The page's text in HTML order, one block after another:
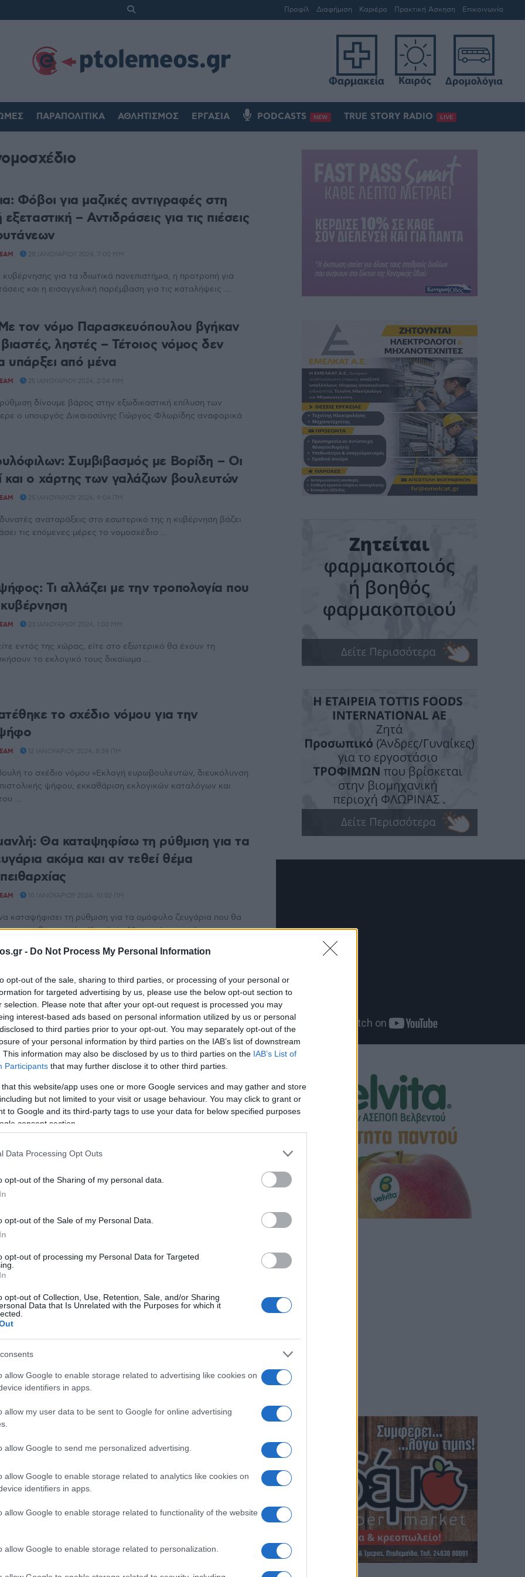
- Do Not Process My Personal Information
opt-out of the sale, sharing to third parties, or processing of your personal or
for targeted advertising by us, please use the below opt-out section to
selection. Please note that after your opt-out request is processed you may
interest-based ads based on personal information utilized by us or personal
to third parties prior to your opt-out. You may separately opt-out of the
of your personal information by third parties on the IAB’s list of downstream
This information may also be disclosed by us to third parties on the IAB’s List of
Participants that may further disclose it to other third parties.
that this website/app uses one or more Google services and may gather and store
but not limited to your visit or usage behaviour. You may click to grant or
to Google and its third-party tags to use your data for below specified purposes
consent section.
Data Processing Opt Outs
opt-out of the Sharing of my personal data.
opt-out of the Sale of my Personal Data.
opt-out of processing my Personal Data for Targeted
opt-out of Collection, Use, Retention, Sale, and/or Sharing
Data that Is Unrelated with the Purposes for which it
allow Google to enable storage related to advertising like cookies on
identifiers in apps.
allow my user data to be sent to Google for online advertising
allow Google to send me personalized advertising.
allow Google to enable storage related to analytics like cookies on
identifiers in apps.
allow Google to enable storage related to functionality of the website
allow Google to enable storage related to personalization.
Προφίλ Διαφήμιση Καριέρα Πρακτική Άσκηση Επικοινωνία
ΠΑΡΑΠΟΛΙΤΙΚΆ ΑΘΛΗΤΙΣΜΌΣ ΕΡΓΑΣΊΑ PODCASTS NEW TRUE STORY RADIO LIVE
Φόβοι για μαζικές αντιγραφές στη
– Αντιδράσεις για τις πιέσεις
28 ΙΑΝΟΥΑΡΊΟΥ 2024, 7:00 ΜΜ
για τα ιδιωτικά πανεπιστήμια, η προτροπή για
και η εισαγγελική παρέμβαση για τις καταλήψεις ...
τον νόμο Παρασκευόπουλου βγήκαν
ληστές – Τέτοιος νόμος δεν
υπάρξει από μένα
25 ΙΑΝΟΥΑΡΊΟΥ 2024, 2:04 ΜΜ
δίνουμε βάρος στην εξωδικαστική επίλυση των
ο υπουργός Δικαιοσύνης Γιώργος Φλωρίδης αναφορικά
Συμβιβασμός με Βορίδη – Οι
και ο χάρτης των γαλάζιων βουλευτών
25 ΙΑΝΟΥΑΡΊΟΥ 2024, 9:04 ΠΜ
αναταράξεις στο εσωτερικό της η κυβέρνηση βάζει
τις επόμενες μέρες το νομοσχέδιο ...
Τι αλλάζει με την τροπολογία που
23 ΙΑΝΟΥΑΡΊΟΥ 2024, 1:00 ΜΜ
εντός της χώρας, είτε στο εξωτερικό θα έχουν τη
το εκλογικό τους δικαίωμα ...
το σχέδιο νόμου για την
12 ΙΑΝΟΥΑΡΊΟΥ 2024, 8:39 ΠΜ
το σχέδιο νόμου «Εκλογή ευρωβουλευτών, διευκόλυνση
ψήφου, εκκαθάριση εκλογικών καταλόγων και
...
Θα καταψηφίσω τη ρύθμιση για τα
ακόμα και αν τεθεί θέμα
10 ΙΑΝΟΥΑΡΊΟΥ 2024, 10:02 ΠΜ
καταψήφισει τη ρύθμιση για τα ομόφυλα ζευγάρια που θα
ο πρωθυπουργός, Κυριάκος Μητσοτάκης, ακόμα ...
την πόρτα της παρανομίας για τα
9 ΙΑΝΟΥΑΡΊΟΥ 2024, 1:44 ΜΜ
αλλαγές που φέρνει το νομοσχέδιο του υπουργείου
κάθε πόρτα στην παρανομία όσον αφορά ...
για ομόφυλα ζευγάρια: Ώρα
στην κυβέρνηση
8 ΙΑΝΟΥΑΡΊΟΥ 2024, 9:12 ΠΜ
και επισήμως την συζήτηση για τον γάμο των
ημερομηνία κατάθεσης του νομοσχεδίου
ζευγάρια – Μητσοτάκης: «Πρώτα θα
τι θέλουμε»
προς τον πρωθυπουργό το νομοσχέδιο για τον γάμο των
να έρθει προς ψήφιση στην αυγή ...
και άλλοι 6 βουλευτές της ΝΔ
την τροπολογία Καιρίδη για το
19 ΔΕΚΕΜΒΡΊΟΥ 2023, 12:50 ΜΜ
του με την τροπολογία που εισάγει ...
Ψηφίζεται σήμερα η ρύθμιση – Τα
για το μεταναστευτικό και ...